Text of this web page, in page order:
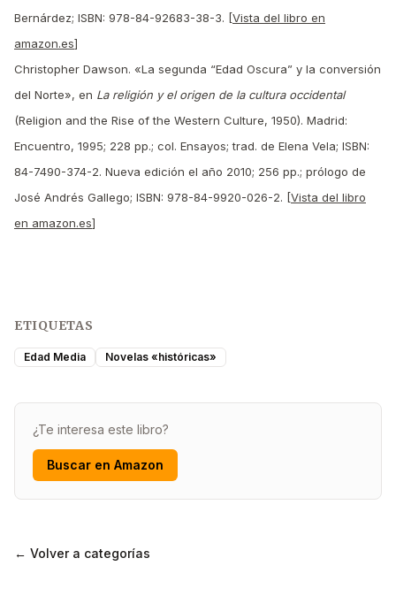
Bernárdez; ISBN: 978-84-92683-38-3. [Vista del libro en
amazon.es]
Christopher Dawson. «La segunda “Edad Oscura” y la conversión
del Norte», en La religión y el origen de la cultura occidental
(Religion and the Rise of the Western Culture, 1950). Madrid:
Encuentro, 1995; 228 pp.; col. Ensayos; trad. de Elena Vela; ISBN:
84-7490-374-2. Nueva edición el año 2010; 256 pp.; prólogo de
José Andrés Gallego; ISBN: 978-84-9920-026-2. [Vista del libro
en amazon.es]
ETIQUETAS
Edad Media Novelas «históricas»
¿Te interesa este libro?
Buscar en Amazon
← Volver a categorías